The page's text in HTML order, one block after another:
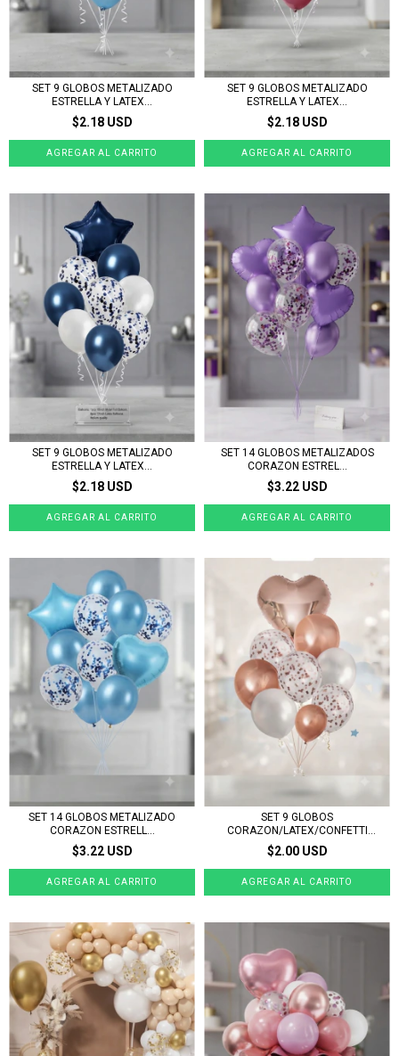
SET 9 GLOBOS METALIZADO
ESTRELLA Y LATEX...
$2.18 USD
SET 9 GLOBOS METALIZADO
ESTRELLA Y LATEX...
$2.18 USD
SET 9 GLOBOS METALIZADO
ESTRELLA Y LATEX...
$2.18 USD
SET 14 GLOBOS METALIZADOS
CORAZON ESTREL...
$3.22 USD
SET 14 GLOBOS METALIZADO
CORAZON ESTRELL...
$3.22 USD
SET 9 GLOBOS
CORAZON/LATEX/CONFETTI
ROSE...
$2.00 USD